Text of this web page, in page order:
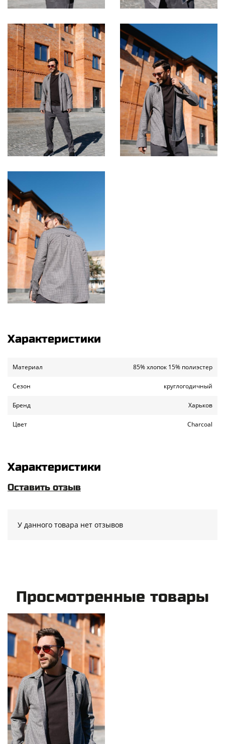
Характеристики
Материал 85% хлопок 15% полиэстер
Сезон круглогодичный
Бренд Харьков
Цвет Charcoal
Характеристики
Оставить отзыв
У данного товара нет отзывов
Просмотренные товары